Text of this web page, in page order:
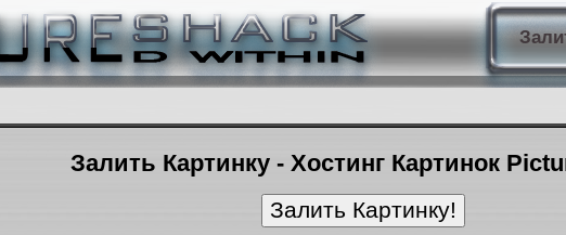
Залить Картинку - Хостинг Картинок